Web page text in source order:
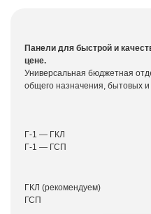
Панели для быстрой и
цене.
Универсальная бюджетная
общего назначения, бытовых
Г-1 — ГКЛ
Г-1 — ГСП
ГКЛ (рекомендуем)
ГСП